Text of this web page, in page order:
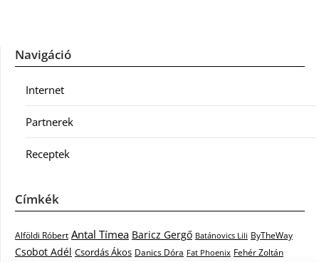
Navigáció
Internet
Partnerek
Receptek
Címkék
Alföldi Róbert Antal Tímea Baricz Gergő Batánovics Lili ByTheWay
Csobot Adél Csordás Ákos Danics Dóra Fat Phoenix Fehér Zoltán